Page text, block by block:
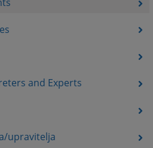
and Experts
upravitelja